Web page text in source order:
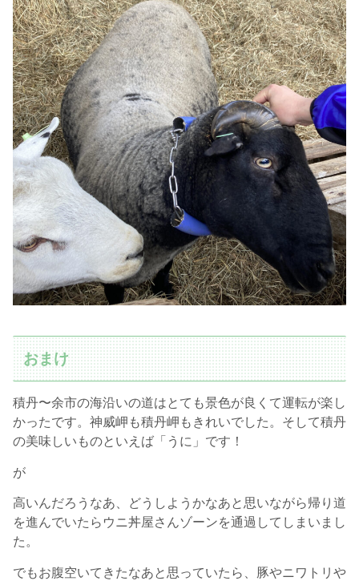
おまけ
積丹〜余市の海沿いの道はとても景色が良くて運転が楽し
かったです。神威岬も積丹岬もきれいでした。そして積丹
の美味しいものといえば「うに」です！
が
高いんだろうなあ、どうしようかなあと思いながら帰り道
を進んでいたらウニ丼屋さんゾーンを通過してしまいまし
た。
でもお腹空いてきたなあと思っていたら、豚やニワトリや